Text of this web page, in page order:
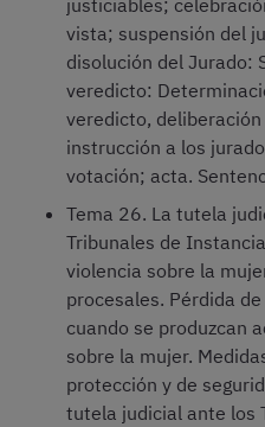
vista; suspensión del
disolución del Jurado:
veredicto:
veredicto,
instrucción a los
votación; acta.
Tema 26. La tutela
Tribunales de
violencia sobre la
procesales. Pérdida
cuando se produzcan
sobre la mujer.
protección y de
tutela judicial ante los